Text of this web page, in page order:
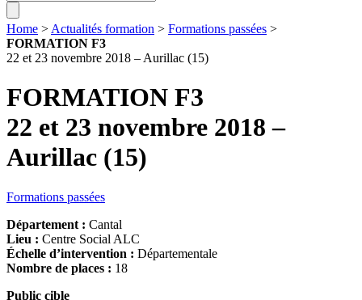
Home > Actualités formation > Formations passées >
FORMATION F3
22 et 23 novembre 2018 – Aurillac (15)
FORMATION F3
22 et 23 novembre 2018 –
Aurillac (15)
Formations passées
Département : Cantal
Lieu : Centre Social ALC
Échelle d’intervention : Départementale
Nombre de places : 18
Public cible